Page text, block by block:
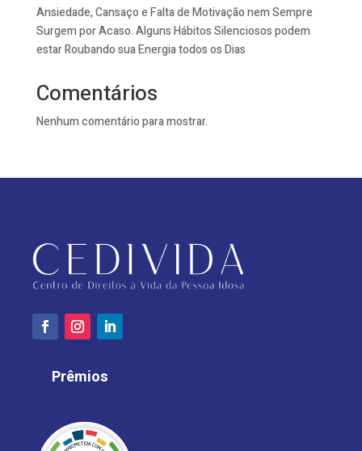
Ansiedade, Cansaço e Falta de Motivação nem Sempre
Surgem por Acaso. Alguns Hábitos Silenciosos podem
estar Roubando sua Energia todos os Dias
Comentários
Nenhum comentário para mostrar.
Prêmios